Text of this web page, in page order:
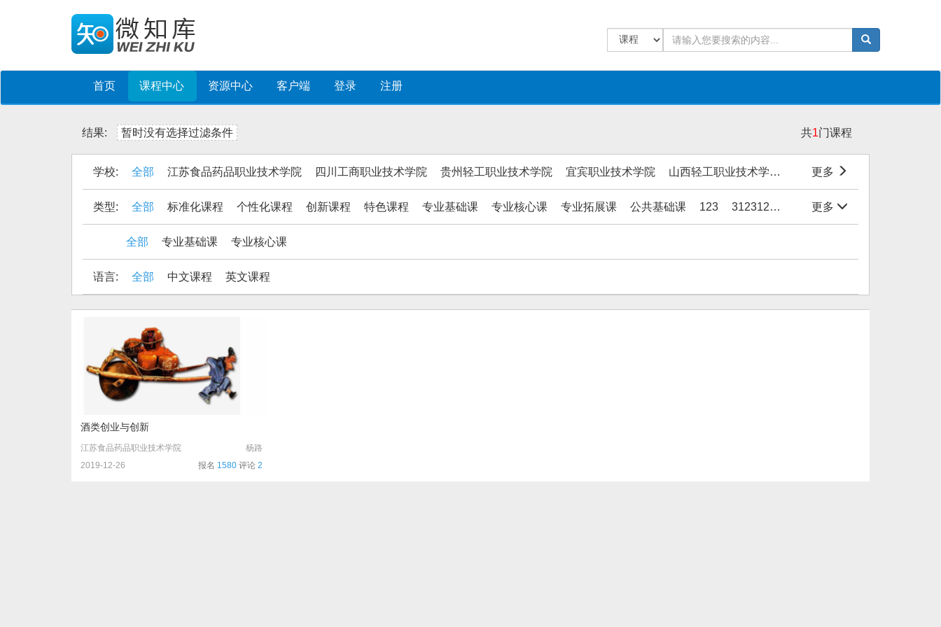
首页 课程中心 资源中心 客户端 登录 注册
结果: 暂时没有选择过滤条件 共1门课程
学校: 全部 江苏食品药品职业技术学院 四川工商职业技术学院 贵州轻工职业技术学院 宜宾职业技术学院 山西轻工职业技术学院 洛阳职业技术学院
更多
类型: 全部 标准化课程 个性化课程 创新课程 特色课程 专业基础课 专业核心课 专业拓展课 公共基础课 123 31231231 1111更多
全部 专业基础课 专业核心课
语言: 全部 中文课程 英文课程
酒类创业与创新
江苏食品药品职业技术学院
杨路
2019-12-26
报名 1580 评论 2